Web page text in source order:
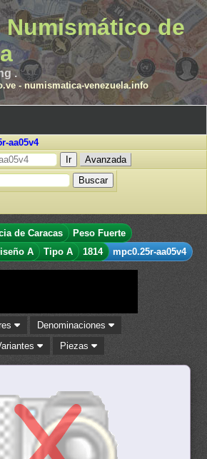
Numismático de
.
- numismatica-venezuela.info
aa05v4
Avanzada
de Caracas
Peso Fuerte
A Tipo A 1814 mpc0.25r-aa05v4
Denominaciones
Piezas